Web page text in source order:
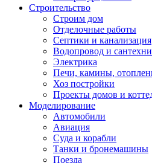
Строительство
Строим дом
Отделочные работы
Септики и канализация
Водопровод и
Электрика
Печи, камины,
Хоз постройки
Проекты домов и
Моделирование
Автомобили
Авиация
Суда и корабли
Танки и бронемашины
Поезда